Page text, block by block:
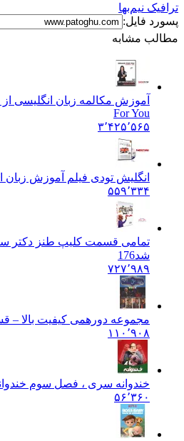
ترافیک نیم‌بها
پسورد فایل:
مطالب مشابه
آموزش مکالمه زبان انگلیسی
For You
۳٬۴۲۵٬۵۶۵
انگلیش تودی فیلم آموزش زبان
۵۵۹٬۳۳۴
شد176
۷۲۷٬۹۸۹
مجموعه دورهمی کیفیت بالا – قسمت
۱۱۰٬۹۰۸
خندوانه سری ، فصل سوم
۵۶٬۳۶۰